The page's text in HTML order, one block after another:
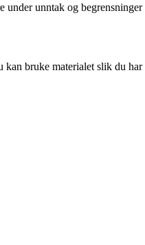
unntak og
bruke materialet slik du har